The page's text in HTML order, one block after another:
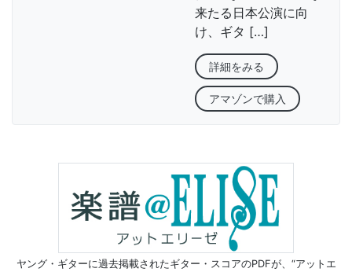
来たる日本公演に向
け、ギタ […]
詳細をみる
アマゾンで購入
ヤング・ギターに過去掲載されたギター・スコアのPDFが、 “アットエ